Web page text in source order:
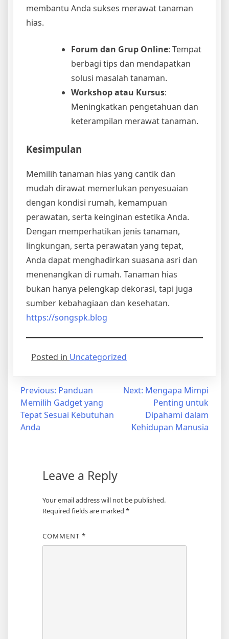
membantu Anda sukses merawat tanaman
hias.
Forum dan Grup Online: Tempat
berbagi tips dan mendapatkan
solusi masalah tanaman.
Workshop atau Kursus:
Meningkatkan pengetahuan dan
keterampilan merawat tanaman.
Kesimpulan
Memilih tanaman hias yang cantik dan
mudah dirawat memerlukan penyesuaian
dengan kondisi rumah, kemampuan
perawatan, serta keinginan estetika Anda.
Dengan memperhatikan jenis tanaman,
lingkungan, serta perawatan yang tepat,
Anda dapat menghadirkan suasana asri dan
menenangkan di rumah. Tanaman hias
bukan hanya pelengkap dekorasi, tapi juga
sumber kebahagiaan dan kesehatan.
https://songspk.blog
Posted in Uncategorized
Post
navigation
Previous: Panduan
Memilih Gadget yang
Tepat Sesuai Kebutuhan
Anda
Next: Mengapa Mimpi
Penting untuk
Dipahami dalam
Kehidupan Manusia
Leave a Reply
Your email address will not be published.
Required fields are marked *
COMMENT *